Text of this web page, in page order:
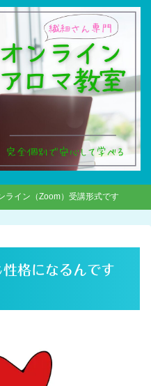
ライン（Zoom）受講形式です
格になるんです